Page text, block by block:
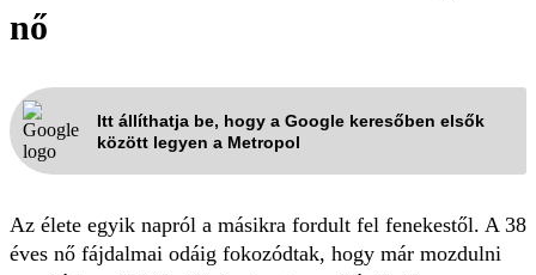
nő
Itt állíthatja be, hogy a Google keresőben elsők
között legyen a Metropol
Az élete egyik napról a másikra fordult fel fenekestől. A 38
éves nő fájdalmai odáig fokozódtak, hogy már mozdulni